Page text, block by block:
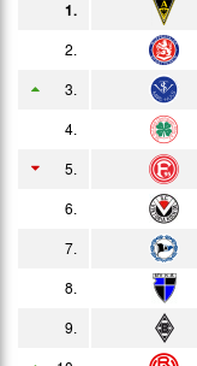
19.04.
26.04.
30.04.
10.05.
24.05.
1.
2.
3.
4.
5.
6.
7.
8.
9.